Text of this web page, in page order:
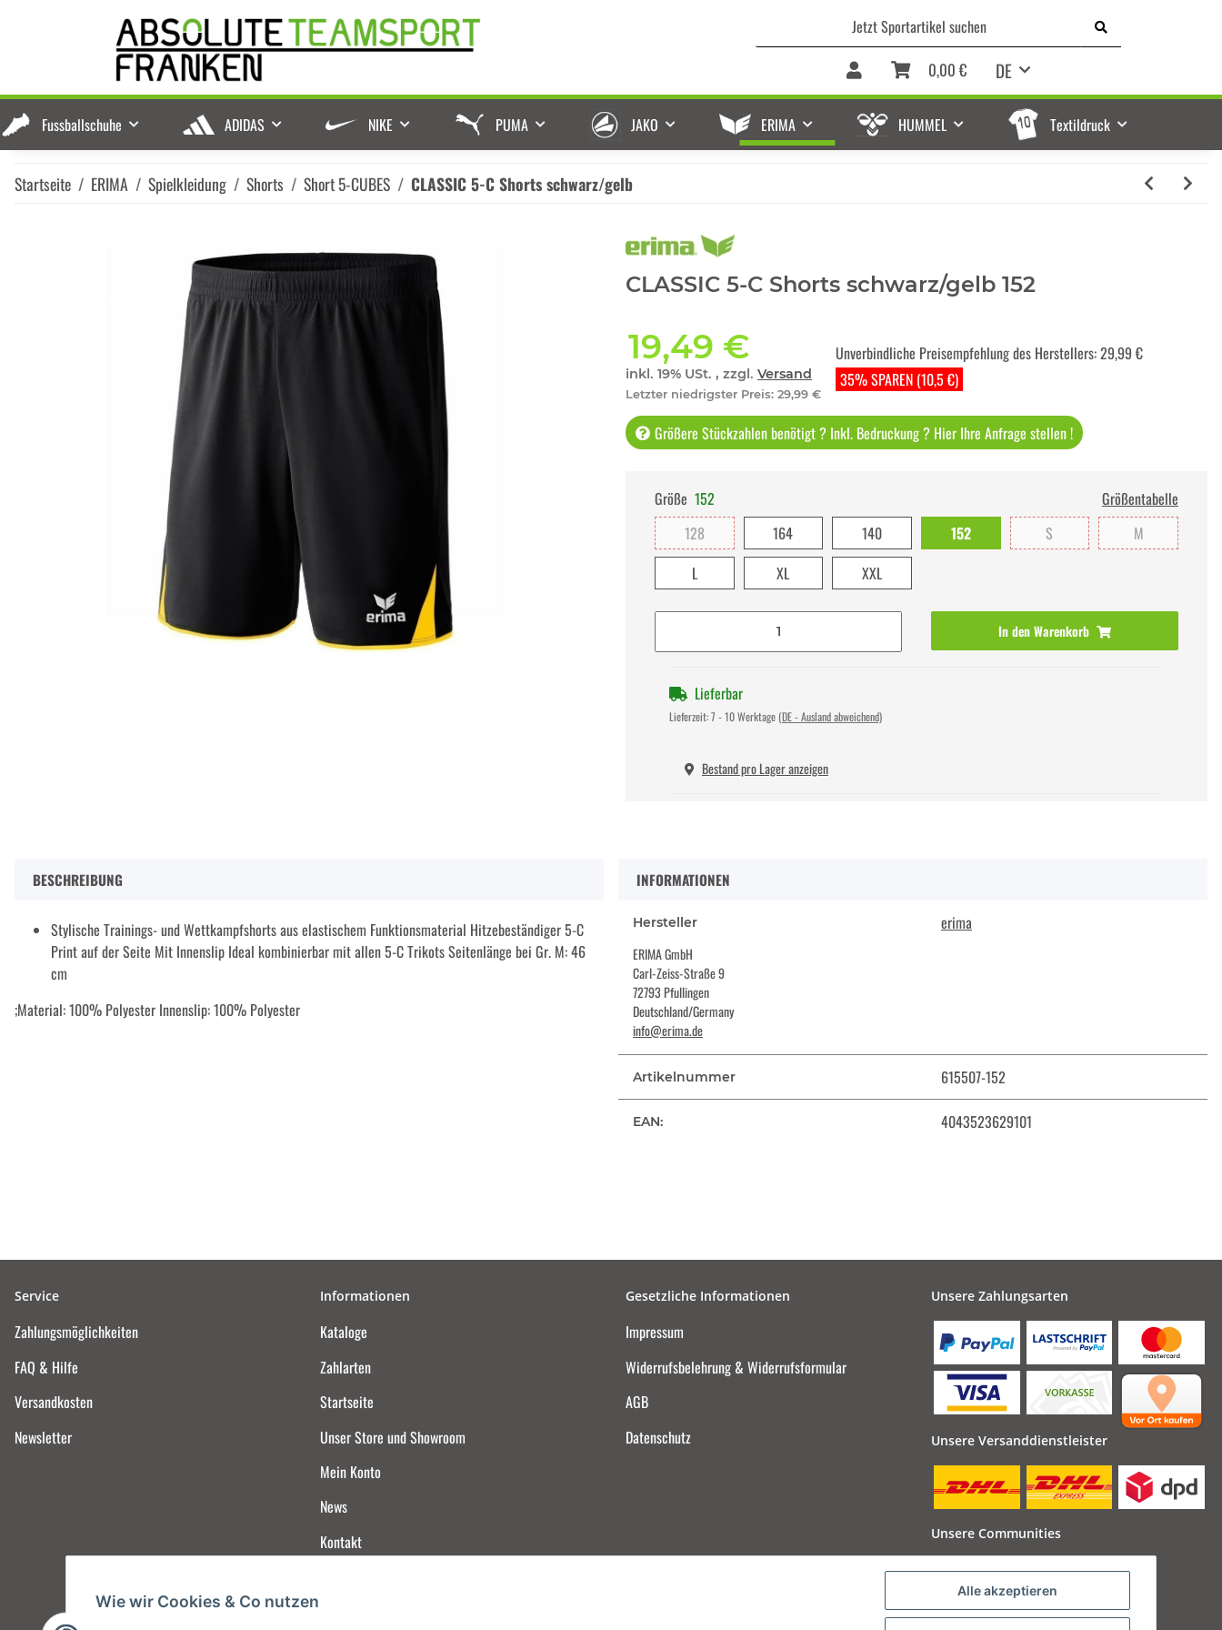
DE
0,00 €
Fussballschuhe ADIDAS NIKE PUMA JAKO ERIMA HUMMEL Textildruck
Startseite ERIMA Spielkleidung Shorts Short 5-CUBES CLASSIC 5-C Shorts schwarz/gelb
CLASSIC 5-C Shorts schwarz/gelb 152
19,49 €
inkl. 19% USt. , zzgl. Versand
Letzter niedrigster Preis: 29,99 €
35% SPAREN (10,5 €)
Unverbindliche Preisempfehlung des Herstellers:29,99 €
Größere Stückzahlen benötigt ? Inkl. Bedruckung ? Hier Ihre Anfrage stellen !
Größe 152
Größentabelle
128
164 140 152 S
M
L
XL XXL
In den Warenkorb
Lieferbar
Lieferzeit:7 - 10 Werktage (DE - Ausland abweichend)
Bestand pro Lager anzeigen
BESCHREIBUNG
Stylische Trainings- und Wettkampfshorts aus elastischem Funktionsmaterial Hitzebeständiger 5-C
Print auf der Seite Mit Innenslip Ideal kombinierbar mit allen 5-C Trikots Seitenlänge bei Gr. M: 46
cm
;Material: 100% Polyester Innenslip: 100% Polyester
INFORMATIONEN
Hersteller erima
ERIMA GmbH
Carl-Zeiss-Straße 9
72793 Pfullingen
Deutschland/Germany
info@erima.de
Artikelnummer 615507-152
EAN: 4043523629101
Service
Zahlungsmöglichkeiten
FAQ & Hilfe
Versandkosten
Newsletter
Informationen
Kataloge
Zahlarten
Startseite
Unser Store und Showroom
Mein Konto
News
Kontakt
Gesetzliche Informationen
Impressum
Widerrufsbelehrung & Widerrufsformular
AGB
Datenschutz
Unsere Zahlungsarten
Unsere Versanddienstleister
Unsere Communities
Wie wir Cookies & Co nutzen
Alle akzeptieren